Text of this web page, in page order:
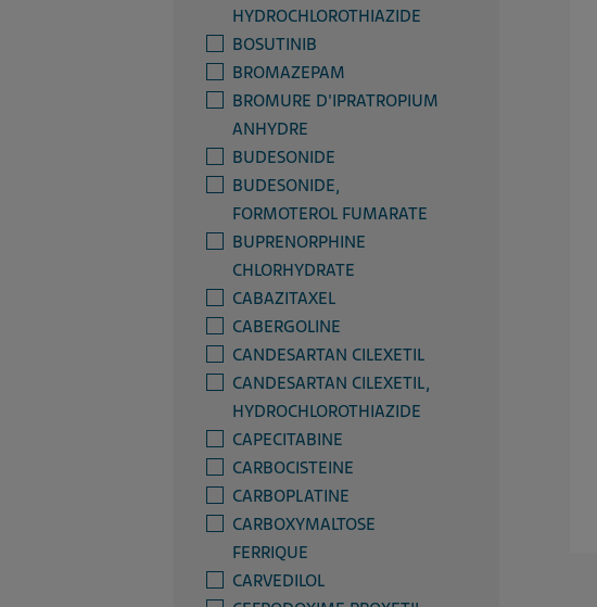
HYDROCHLOROTHIAZIDE
BOSUTINIB
BROMAZEPAM
BROMURE D'IPRATROPIUM
ANHYDRE
BUDESONIDE
BUDESONIDE,
FORMOTEROL FUMARATE
BUPRENORPHINE
CHLORHYDRATE
CABAZITAXEL
CABERGOLINE
CANDESARTAN CILEXETIL
CANDESARTAN CILEXETIL,
HYDROCHLOROTHIAZIDE
CAPECITABINE
CARBOCISTEINE
CARBOPLATINE
CARBOXYMALTOSE
FERRIQUE
CARVEDILOL